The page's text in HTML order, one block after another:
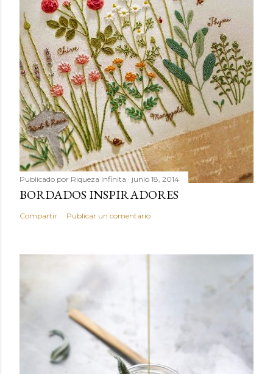
Publicado por Riqueza Infinita junio 18, 2014
BORDADOS INSPIRADORES
Compartir Publicar un comentario